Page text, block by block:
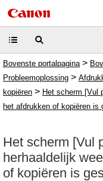
Bovenste portalpagina >
Probleemoplossing >
kopiëren > Het scherm [Vul
het afdrukken of kopiëren is
Het scherm [Vul
herhaaldelijk
of kopiëren is